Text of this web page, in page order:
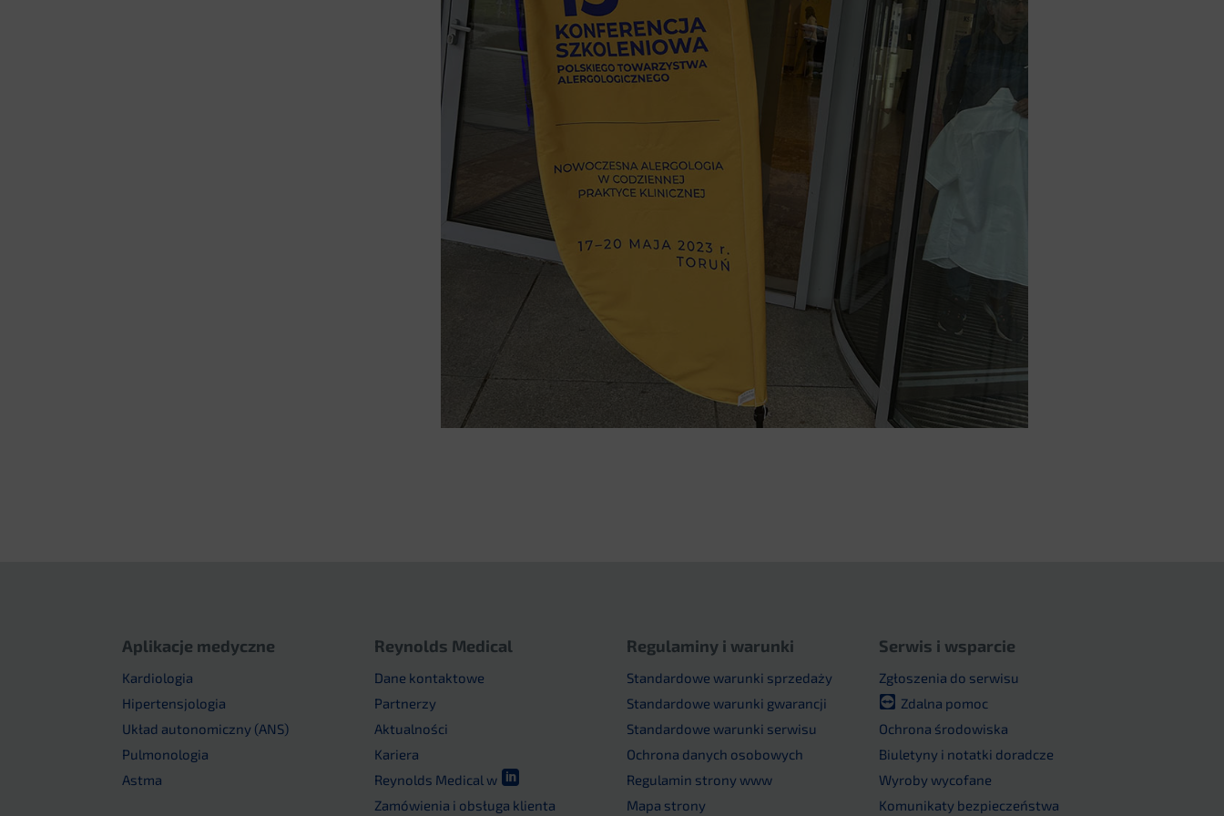
Aplikacje medyczne
Kardiologia
Hipertensjologia
Układ autonomiczny (ANS)
Pulmonologia
Astma
Reynolds Medical
Dane kontaktowe
Partnerzy
Aktualności
Kariera
Reynolds Medical w 
Zamówienia i obsługa klienta
Regulaminy i warunki
Standardowe warunki sprzedaży
Standardowe warunki gwarancji
Standardowe warunki serwisu
Ochrona danych osobowych
Regulamin strony www
Mapa strony
Serwis i wsparcie
Zgłoszenia do serwisu
Zdalna pomoc
Ochrona środowiska
Biuletyny i notatki doradcze
Wyroby wycofane
Komunikaty bezpieczeństwa